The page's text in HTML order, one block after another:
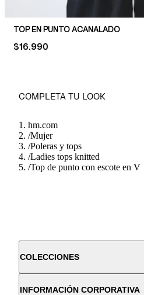
TOP EN PUNTO ACANALADO
PRICE:
$16.990
COMPLETA TU LOOK
hm.com
/Mujer
/Poleras y tops
/Ladies tops knitted
/Top de punto con escote en V
COLECCIONES
INFORMACIÓN CORPORATIVA